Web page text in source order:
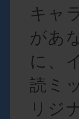
キャ
があ
に、
読ミ
リジ